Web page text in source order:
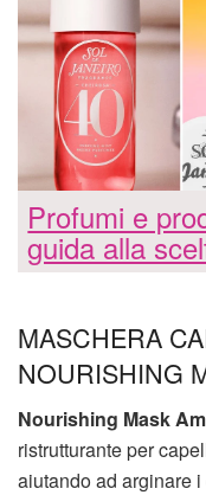
Profumi e
guida alla
MASCHERA
NOURISHING
Nourishing Mask
ristrutturante per
aiutando ad arginare